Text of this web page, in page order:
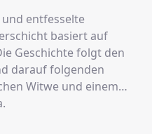
entfesselte
basiert auf
Geschichte folgt den
darauf folgenden
Witwe und einem